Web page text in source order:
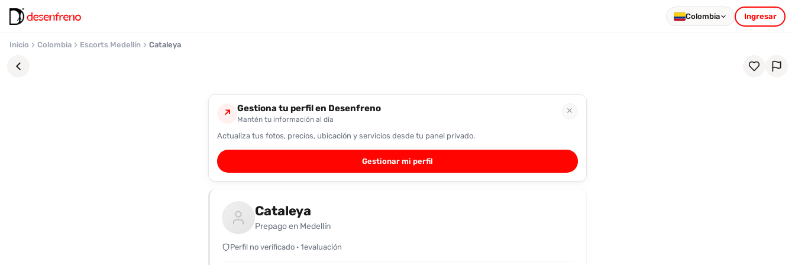
Colombia Ingresar
Inicio Colombia Escorts Medellín Cataleya
↗ Gestiona tu perfil en Desenfreno
Mantén tu información al día
✕
Actualiza tus fotos, precios, ubicación y servicios desde tu panel privado.
Gestionar mi perfil
Cataleya
Prepago en Medellín
Perfil no verificado · 1evaluación